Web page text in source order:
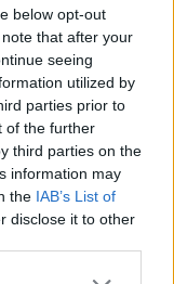
below opt-out
that after your
seeing
utilized by
parties prior to
of the further
third parties on the
information may
the IAB’s List of
disclose it to other